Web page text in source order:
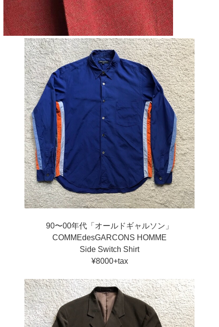
90〜00年代「オールドギャルソン」
COMMEdesGARCONS HOMME
Side Switch Shirt
¥8000+tax